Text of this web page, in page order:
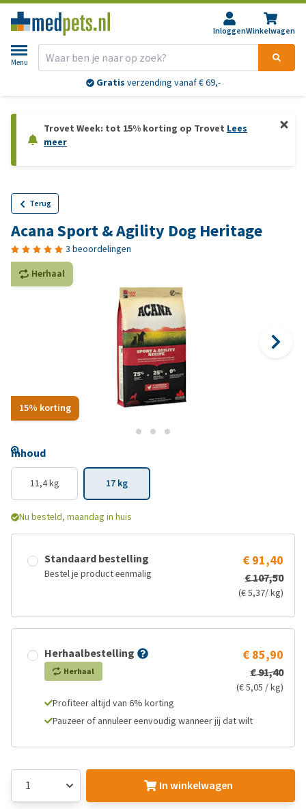
InloggenWinkelwagen
Menu
Gratis verzending vanaf € 69,-
Trovet Week: tot 15% korting op Trovet Lees
meer
Terug
Acana Sport & Agility Dog Heritage
3 beoordelingen
15% korting
Herhaal
Inhoud
11,4 kg 17 kg
Nu besteld, maandag in huis
Standaard bestelling
Bestel je product eenmalig
€ 91,40
€ 107,50
(€ 5,37/ kg)
Herhaalbestelling
Herhaal
€ 85,90
€ 91,40
(€ 5,05 / kg)
Profiteer altijd van 6% korting
Pauzeer of annuleer eenvoudig wanneer jij dat wilt
In winkelwagen